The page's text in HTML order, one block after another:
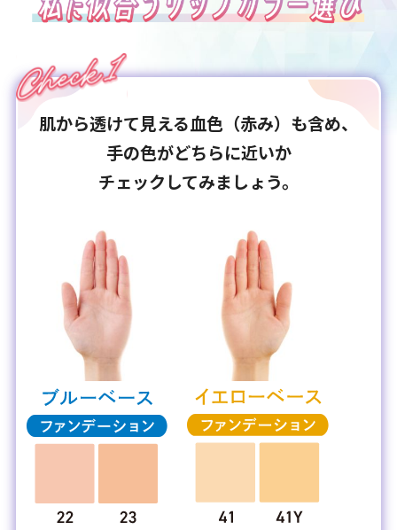
肌から透けて見える血色（赤み）も含め、
手の色がどちらに近いか
チェックしてみましょう。